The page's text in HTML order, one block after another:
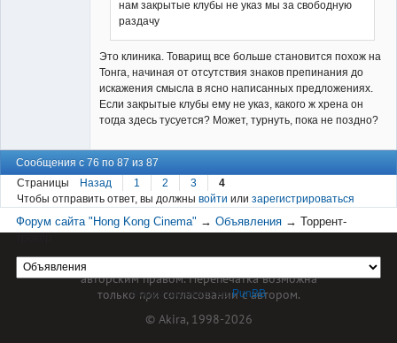
нам закрытые клубы не указ мы за свободную
раздачу
Это клиника. Товарищ все больше становится похож на
Тонга, начиная от отсутствия знаков препинания до
искажения смысла в ясно написанных предложениях.
Если закрытые клубы ему не указ, какого ж хрена он
тогда здесь тусуется? Может, турнуть, пока не поздно?
Сообщения с 76 по 87 из 87
Страницы
Назад 1 2 3
4
Чтобы отправить ответ, вы должны войти или зарегистрироваться
Форум сайта "Hong Kong Cinema" →Объявления →Торрент-
трекер
Форум работает наPunBB
Материал сайта hkcinema.ru защищен
авторским правом. Перепечатка возможна
только при согласовании с автором.
© Akira, 1998-2026